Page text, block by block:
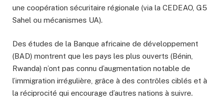
une coopération sécuritaire régionale (via la CEDEAO, G5
Sahel ou mécanismes UA).
Des études de la Banque africaine de développement
(BAD) montrent que les pays les plus ouverts (Bénin,
Rwanda) n’ont pas connu d’augmentation notable de
l’immigration irrégulière, grâce à des contrôles ciblés et à
la réciprocité qui encourage d’autres nations à suivre.